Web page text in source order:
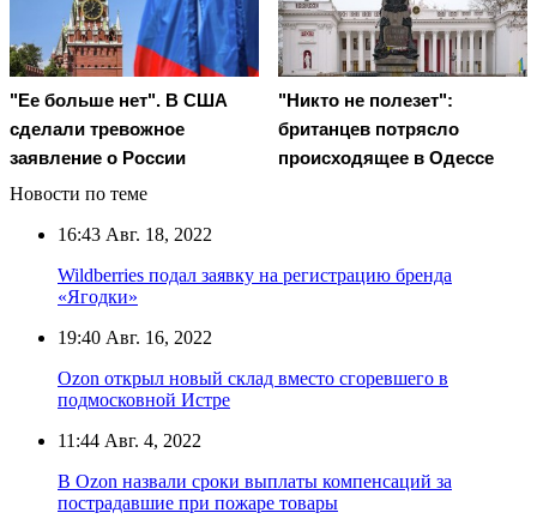
"Ее больше нет". В США
сделали тревожное
заявление о России
"Никто не полезет":
британцев потрясло
происходящее в Одессе
Новости по теме
16:43 Авг. 18, 2022
Wildberries подал заявку на регистрацию бренда
«Ягодки»
19:40 Авг. 16, 2022
Ozon открыл новый склад вместо сгоревшего в
подмосковной Истре
11:44 Авг. 4, 2022
В Ozon назвали сроки выплаты компенсаций за
пострадавшие при пожаре товары